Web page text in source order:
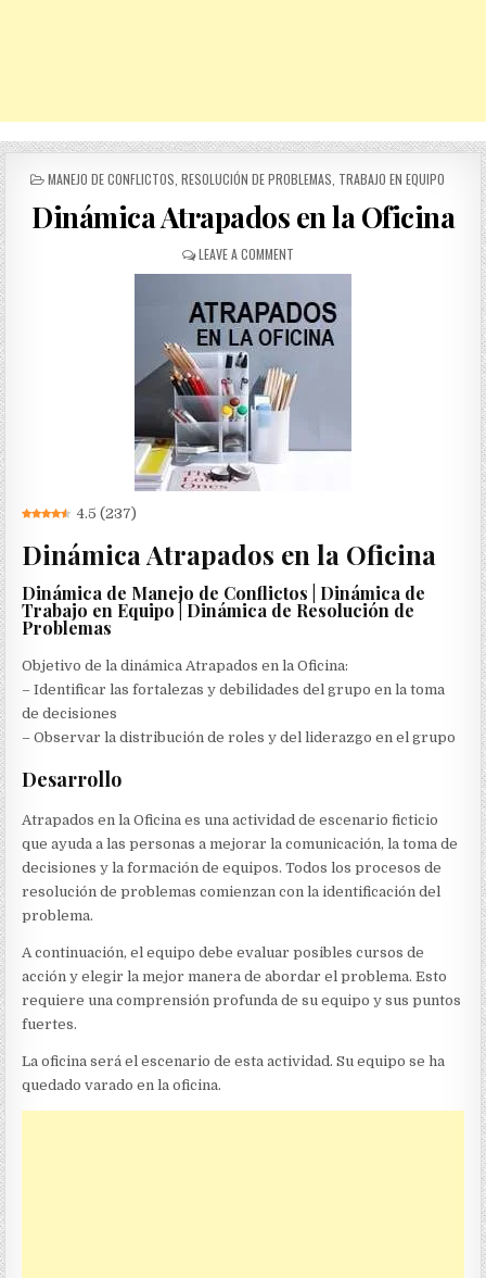
POSTED
MANEJO DE CONFLICTOS RESOLUCIÓN DE PROBLEMAS TRABAJO EN EQUIPO
Dinámica Atrapados en la Oficina
LEAVE A COMMENTON
DINÁMICA
EN
LA
OFICINA
4.5 (237)
Dinámica Atrapados en la Oficina
Dinámica de Manejo de Conflictos | Dinámica de
Trabajo en Equipo | Dinámica de Resolución de
Problemas
Objetivo de la dinámica Atrapados en la Oficina:
– Identificar las fortalezas y debilidades del grupo en la toma
de decisiones
– Observar la distribución de roles y del liderazgo en el grupo
Desarrollo
Atrapados en la Oficina es una actividad de escenario ficticio
que ayuda a las personas a mejorar la comunicación, la toma de
decisiones y la formación de equipos. Todos los procesos de
resolución de problemas comienzan con la identificación del
problema.
A continuación, el equipo debe evaluar posibles cursos de
acción y elegir la mejor manera de abordar el problema. Esto
requiere una comprensión profunda de su equipo y sus puntos
fuertes.
La oficina será el escenario de esta actividad. Su equipo se ha
quedado varado en la oficina.